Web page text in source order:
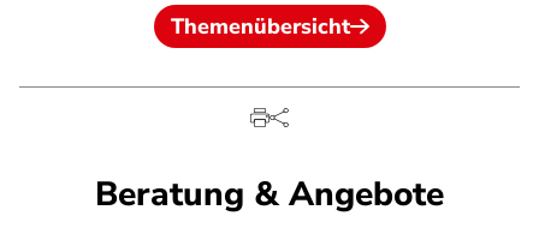
Themenübersicht
Beratung & Angebote